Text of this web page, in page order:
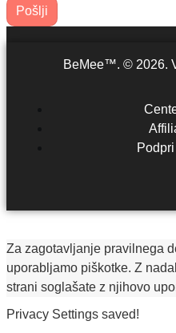
BeMee™. © 2026.
Za zagotavljanje pravilnega
uporabljamo piškotke. Z
strani soglašate z njihovo
Privacy Settings saved!